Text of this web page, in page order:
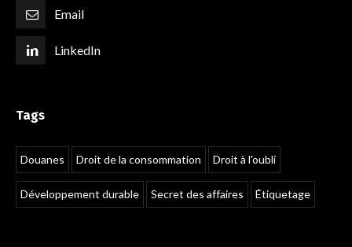
Email
LinkedIn
Tags
Douanes Droit de la consommation Droit à l'oubli
Développement durable Secret des affaires Étiquetage